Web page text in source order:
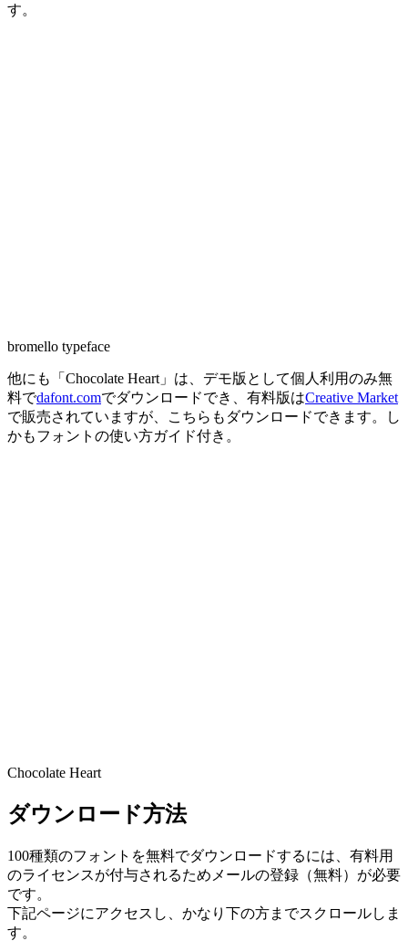
す。
bromello typeface
他にも「Chocolate Heart」は、デモ版として個人利用のみ無
料でdafont.comでダウンロードでき、有料版はCreative Market
で販売されていますが、こちらもダウンロードできます。し
かもフォントの使い方ガイド付き。
Chocolate Heart
ダウンロード方法
100種類のフォントを無料でダウンロードするには、有料用
のライセンスが付与されるためメールの登録（無料）が必要
です。
下記ページにアクセスし、かなり下の方までスクロールしま
す。